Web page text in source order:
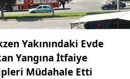
Yakınındaki Evde
Yangına İtfaiye
Müdahale Etti